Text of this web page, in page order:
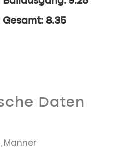
Gesamt: 8.35
Daten
Manner